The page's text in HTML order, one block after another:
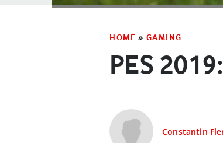
HOME » GAMING
PES
Constantin